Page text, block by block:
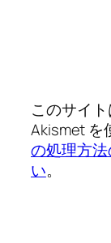
このサイ
Akismet を
の処理方
い。